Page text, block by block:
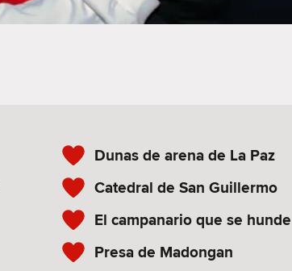
Dunas de arena de La Paz
Catedral de San Guillermo
El campanario que se hunde
Presa de Madongan